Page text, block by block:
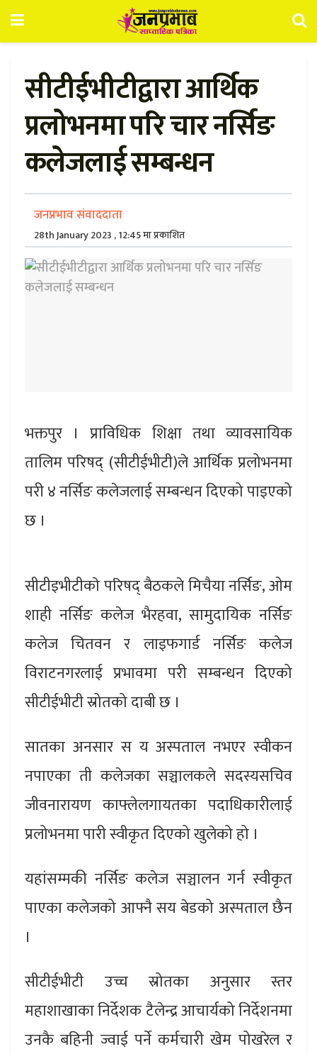
सीटीईभीटीद्वारा आर्थिक
प्रलोभनमा परि चार नर्सिङ
कलेजलाई सम्बन्धन
जनप्रभाव संवाददाता
28th January 2023 , 12:45 मा प्रकाशित
भक्तपुर । प्राविधिक शिक्षा तथा व्यावसायिक
तालिम परिषद् (सीटीईभीटी)ले आर्थिक प्रलोभनमा
परी ४ नर्सिङ कलेजलाई सम्बन्धन दिएको पाइएको
छ ।
सीटीइभीटीकाे परिषद् बैठकले मिचैया नर्सिङ, ओम
शाही नर्सिङ कलेज भैरहवा, सामुदायिक नर्सिङ
कलेज चितवन र लाइफगार्ड नर्सिङ कलेज
विराटनगरलाई प्रभावमा परी सम्बन्धन दिएको
सीटीईभीटी स्रोतको दाबी छ ।
सातका अनसार स य अस्पताल नभएर स्वीकन
नपाएका ती कलेजका सञ्चालकले सदस्यसचिव
जीवनारायण काफ्लेलगायतका पदाधिकारीलाई
प्रलोभनमा पारी स्वीकृत दिएको खुलेको हो ।
यहांसम्मकी नर्सिङ कलेज सञ्चालन गर्न स्वीकृत
पाएका कलेजको आफ्नै सय बेडको अस्पताल छैन
।
सीटीईभीटी उच्च स्रोतका अनुसार स्तर
महाशाखाका निर्देशक टैलेन्द्र आचार्यको निर्देशनमा
उनकै बहिनी ज्वाई पर्ने कर्मचारी खेम पोखरेल र